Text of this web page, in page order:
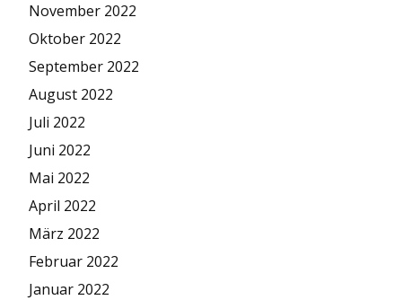
November 2022
Oktober 2022
September 2022
August 2022
Juli 2022
Juni 2022
Mai 2022
April 2022
März 2022
Februar 2022
Januar 2022